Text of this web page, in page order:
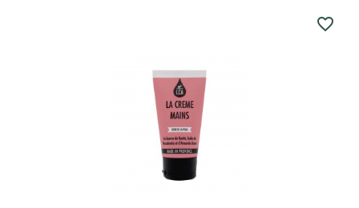
favorite_border